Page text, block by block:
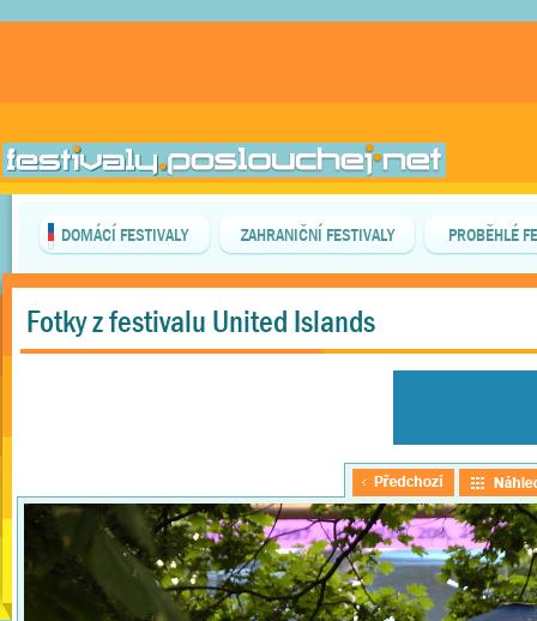
DOMÁCÍ FESTIVALY ZAHRANIČNÍ FESTIVALY PROBĚHLÉ
Fotky z festivalu United Islands